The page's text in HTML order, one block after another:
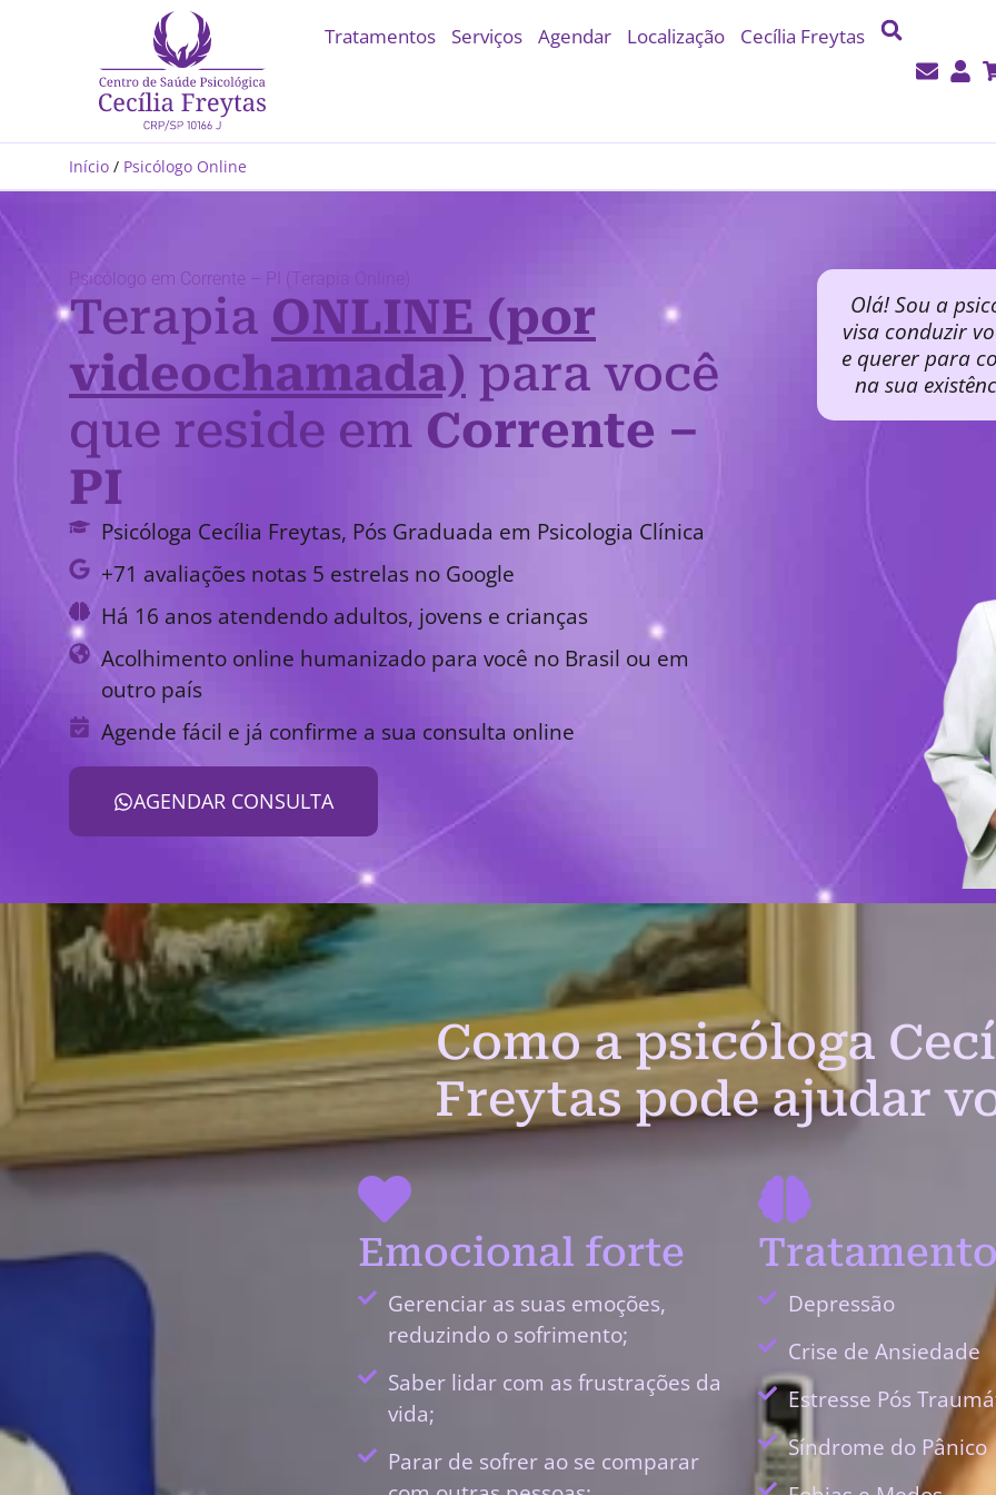
Tratamentos Serviços Agendar Localização Cecília Freytas
Início / Psicólogo Online
Psicólogo em Corrente – PI (Terapia Online)
Terapia ONLINE (por
videochamada) para você
que reside em Corrente –
PI
Psicóloga Cecília Freytas, Pós Graduada em Psicologia Clínica
+71 avaliações notas 5 estrelas no Google
Há 16 anos atendendo adultos, jovens e crianças
Acolhimento online humanizado para você no Brasil ou em
outro país
Agende fácil e já confirme a sua consulta online
AGENDAR CONSULTA
Olá! Sou a
visa conduzir
e querer para
na sua
Como a psicóloga
Freytas pode ajudar
Emocional forte
Gerenciar as suas emoções,
reduzindo o sofrimento;
Saber lidar com as frustrações da
vida;
Parar de sofrer ao se comparar
Depressão
Crise de Ansiedade
Estresse Pós
Síndrome do Pânico